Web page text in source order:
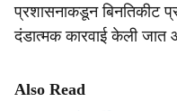
प्रशासनाकडून बिनतिकीट
दंडात्मक कारवाई केली जात
Also Read